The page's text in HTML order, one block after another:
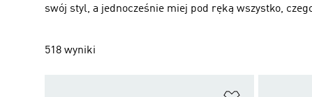
swój styl, a jednocześnie miej pod ręką wszystko,
518 wyniki